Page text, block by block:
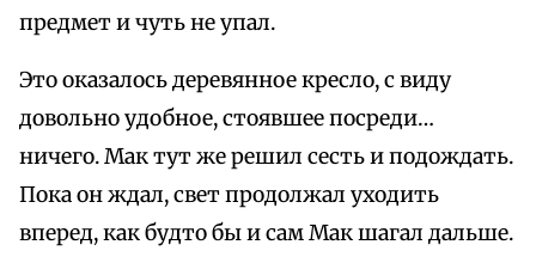
предмет и чуть не упал.
Это оказалось деревянное кресло, с виду
довольно удобное, стоявшее посреди…
ничего. Мак тут же решил сесть и подождать.
Пока он ждал, свет продолжал уходить
вперед, как будто бы и сам Мак шагал дальше.